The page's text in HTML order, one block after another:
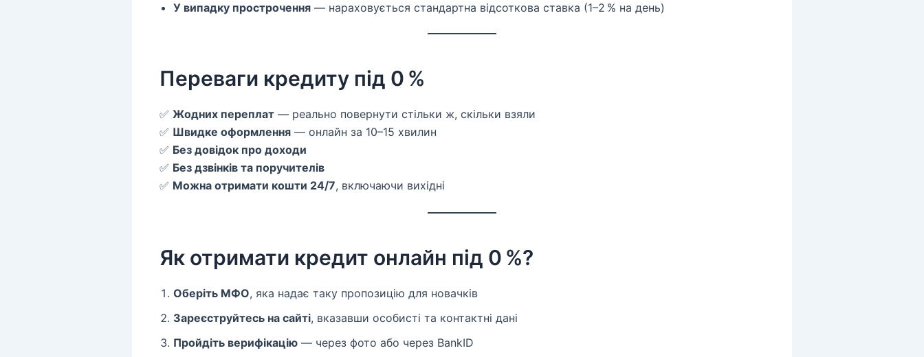
У випадку прострочення — нараховується стандартна відсоткова ставка (1–2 % на день)
Переваги кредиту під 0 %
✅ Жодних переплат — реально повернути стільки ж, скільки взяли
✅ Швидке оформлення — онлайн за 10–15 хвилин
✅ Без довідок про доходи
✅ Без дзвінків та поручителів
✅ Можна отримати кошти 24/7, включаючи вихідні
Як отримати кредит онлайн під 0 %?
Оберіть МФО, яка надає таку пропозицію для новачків
Зареєструйтесь на сайті, вказавши особисті та контактні дані
Пройдіть верифікацію — через фото або через BankID